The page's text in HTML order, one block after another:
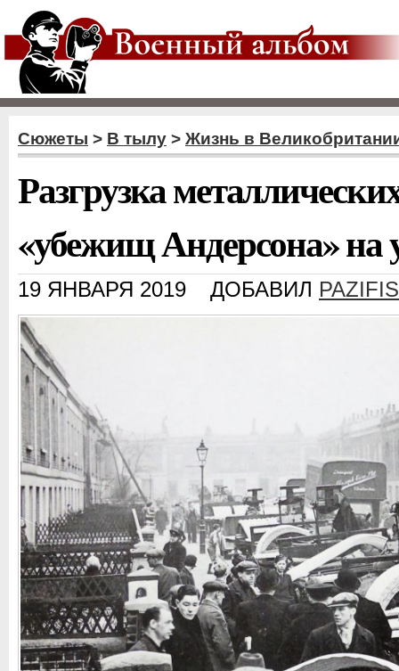
Сюжеты > В тылу > Жизнь в
Разгрузка
«убежищ Андерсона» на
19 ЯНВАРЯ 2019 ДОБАВИЛ